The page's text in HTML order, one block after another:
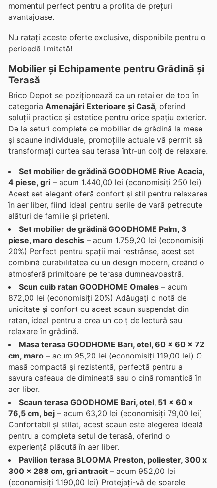
momentul perfect pentru a profita de prețuri
avantajoase.
Nu ratați aceste oferte exclusive, disponibile pentru o
perioadă limitată!
Mobilier și Echipamente pentru Grădină și
Terasă
Brico Depot se poziționează ca un retailer de top în
categoria Amenajări Exterioare și Casă, oferind
soluții practice și estetice pentru orice spațiu exterior.
De la seturi complete de mobilier de grădină la mese
și scaune individuale, promoțiile actuale vă permit să
transformați curtea sau terasa într-un colț de relaxare.
Set mobilier de grădină GOODHOME Rive Acacia,
4 piese, gri – acum 1.440,00 lei (economisiți 250 lei)
Acest set elegant oferă confort și stil pentru relaxarea
în aer liber, fiind ideal pentru serile de vară petrecute
alături de familie și prieteni.
Set mobilier de grădină GOODHOME Palm, 3
piese, maro deschis – acum 1.759,20 lei (economisiți
20%) Perfect pentru spații mai restrânse, acest set
combină durabilitatea cu un design modern, creând o
atmosferă primitoare pe terasa dumneavoastră.
Scun cuib ratan GOODHOME Omales – acum
872,00 lei (economisiți 20%) Adăugați o notă de
unicitate și confort cu acest scaun suspendat din
ratan, ideal pentru a crea un colț de lectură sau
relaxare în grădină.
Masa terasa GOODHOME Bari, otel, 60 x 60 x 72
cm, maro – acum 95,20 lei (economisiți 119,00 lei) O
masă compactă și rezistentă, perfectă pentru a
savura cafeaua de dimineață sau o cină romantică în
aer liber.
Scaun terasa GOODHOME Bari, otel, 51 x 60 x
76,5 cm, bej – acum 63,20 lei (economisiți 79,00 lei)
Confortabil și stilat, acest scaun este alegerea ideală
pentru a completa setul de terasă, oferind o
experiență plăcută în aer liber.
Pavilion terasa BLOOMA Preston, poliester, 300 x
300 x 288 cm, gri antracit – acum 952,00 lei
(economisiți 1.190,00 lei) Protejați-vă de soarele